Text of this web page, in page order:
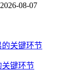
2026-08-07
关键环节